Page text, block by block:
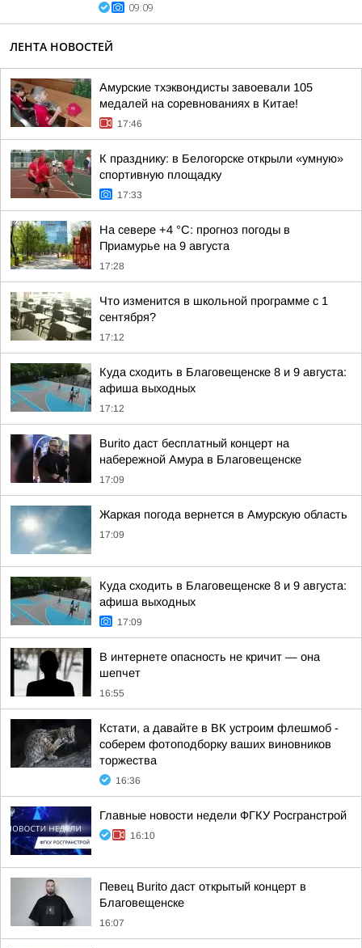
09:09
ЛЕНТА НОВОСТЕЙ
Амурские тхэквондисты завоевали 105
медалей на соревнованиях в Китае!
17:46
К празднику: в Белогорске открыли «умную»
спортивную площадку
17:33
На севере +4 °С: прогноз погоды в
Приамурье на 9 августа
17:28
Что изменится в школьной программе с 1
сентября?
17:12
Куда сходить в Благовещенске 8 и 9 августа:
афиша выходных
17:12
Burito даст бесплатный концерт на
набережной Амура в Благовещенске
17:09
Жаркая погода вернется в Амурскую область
17:09
Куда сходить в Благовещенске 8 и 9 августа:
афиша выходных
17:09
В интернете опасность не кричит — она
шепчет
16:55
Кстати, а давайте в ВК устроим флешмоб -
соберем фотоподборку ваших виновников
торжества
16:36
Главные новости недели ФГКУ Росгранстрой
16:10
Певец Burito даст открытый концерт в
Благовещенске
16:07